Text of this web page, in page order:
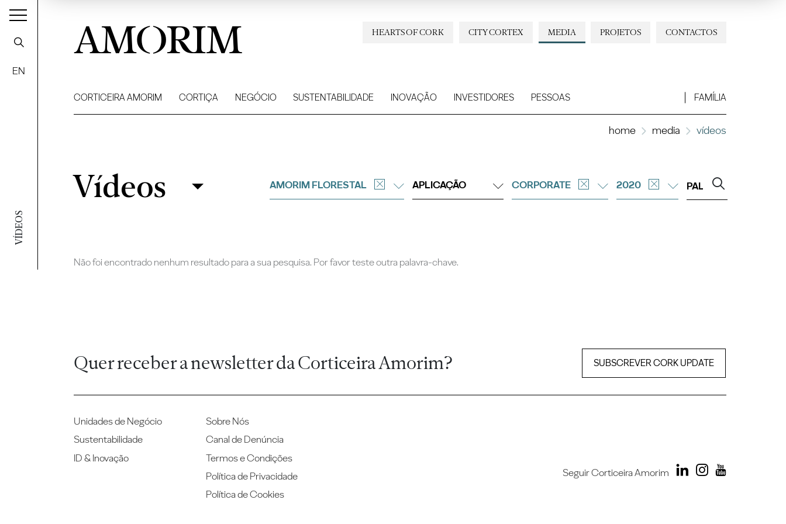
VÍDEOS
EN
AMORIM CONTACTOS
PROJETOS
MEDIA
CITY CORTEX
HEARTS OF CORK
CORTICEIRA AMORIM CORTIÇA NEGÓCIO SUSTENTABILIDADE INOVAÇÃO INVESTIDORES PESSOAS FAMÍLIA
home media vídeos
Filtrar
Vídeos AMORIM FLORESTAL APLICAÇÃO CORPORATE 2020
Não foi encontrado nenhum resultado para a sua pesquisa. Por favor teste outra palavra-chave.
Quer receber a newsletter da Corticeira Amorim? SUBSCREVER CORK UPDATE
Unidades de Negócio
Sustentabilidade
ID & Inovação
Sobre Nós
Canal de Denúncia
Termos e Condições
Política de Privacidade
Política de Cookies
Seguir Corticeira Amorim